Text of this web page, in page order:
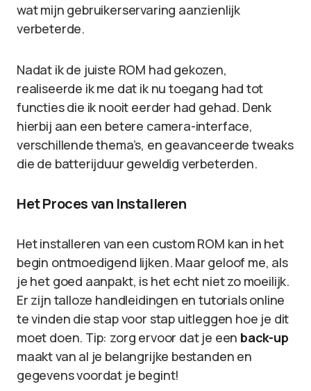
wat mijn gebruikerservaring aanzienlijk
verbeterde.
Nadat ik de juiste ROM had gekozen,
realiseerde ik me dat ik nu toegang had tot
functies die ik nooit eerder had gehad. Denk
hierbij aan een betere camera-interface,
verschillende thema’s, en geavanceerde tweaks
die de batterijduur geweldig verbeterden.
Het Proces van Installeren
Het installeren van een custom ROM kan in het
begin ontmoedigend lijken. Maar geloof me, als
je het goed aanpakt, is het echt niet zo moeilijk.
Er zijn talloze handleidingen en tutorials online
te vinden die stap voor stap uitleggen hoe je dit
moet doen. Tip: zorg ervoor dat je een back-up
maakt van al je belangrijke bestanden en
gegevens voordat je begint!